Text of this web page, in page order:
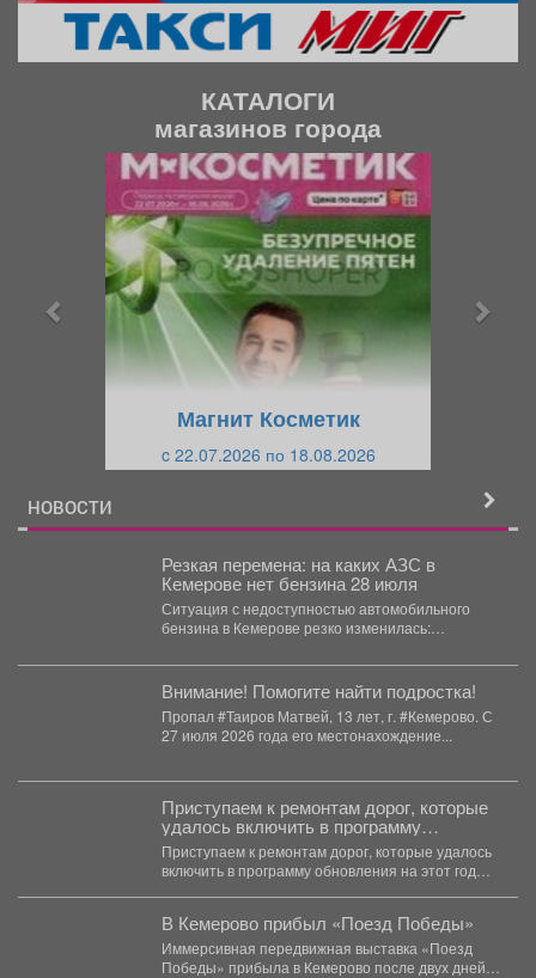
КАТАЛОГИ
магазинов города
Магнит Косметик
c 22.07.2026 по 18.08.2026
НОВОСТИ
Резкая перемена: на каких АЗС в
Кемерове нет бензина 28 июля
Ситуация с недоступностью автомобильного
бензина в Кемерове резко изменилась:
Внимание! Помогите найти подростка!
Пропал #Таиров Матвей, 13 лет, г. #Кемерово. С
27 июля 2026 года его местонахождение...
Приступаем к ремонтам дорог, которые
удалось включить в программу
обновления на этот год благодаря
решению губернатора Кузбасса
Приступаем к ремонтам дорог, которые удалось
включить в программу обновления на этот год
В Кемерово прибыл «Поезд Победы»
Иммерсивная передвижная выставка «Поезд
Победы» прибыла в Кемерово после двух дней